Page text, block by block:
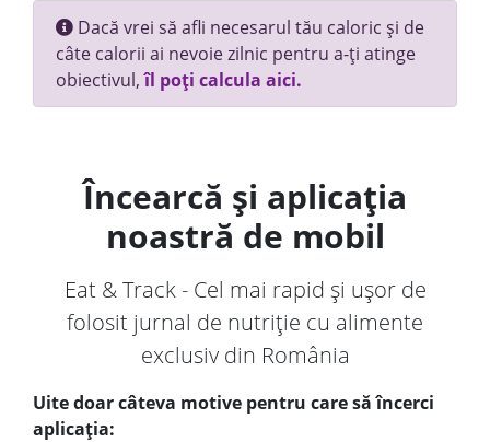
Dacă vrei să afli necesarul tău caloric și de
câte calorii ai nevoie zilnic pentru a-ți atinge
obiectivul,îl poți calcula aici.
Încearcă și aplicația
noastră de mobil
Eat & Track - Cel mai rapid și ușor de
folosit jurnal de nutriție cu alimente
exclusiv din România
Uite doar câteva motive pentru care să încerci
aplicația: